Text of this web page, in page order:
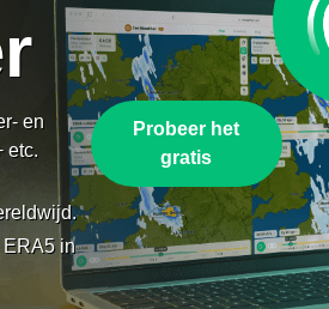
en
etc.
ERA5 in
Probeer het
gratis